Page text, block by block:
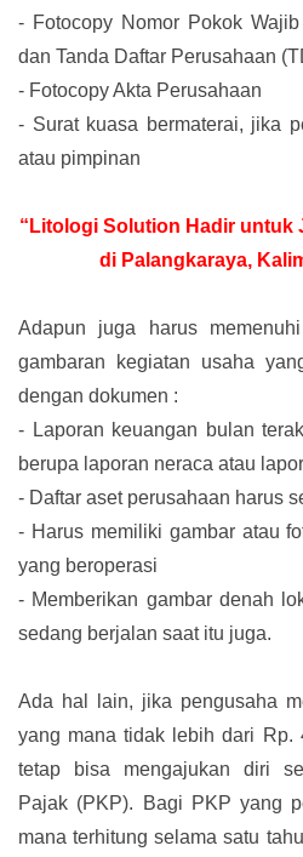
- Fotocopy Nomor Pokok
dan Tanda Daftar Perusahaan
- Fotocopy Akta Perusahaan
- Surat kuasa bermaterai, jika
atau pimpinan
“Litologi Solution Hadir untuk
di Palangkaraya,
Adapun juga harus
gambaran kegiatan usaha
dengan dokumen :
- Laporan keuangan bulan
berupa laporan neraca atau
- Daftar aset perusahaan harus
- Harus memiliki gambar atau
yang beroperasi
- Memberikan gambar denah
sedang berjalan saat itu juga.
Ada hal lain, jika pengusaha
yang mana tidak lebih dari Rp.
tetap bisa mengajukan diri
Pajak (PKP). Bagi PKP yang
mana terhitung selama satu